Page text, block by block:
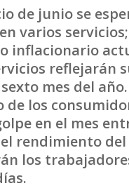
de junio se
varios
inflacionario
reflejarán
mes del
de los
en el mes
rendimiento
los